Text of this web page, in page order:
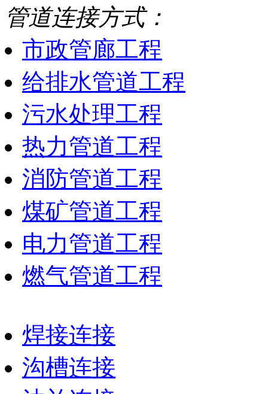
管道连接方式：
市政管廊工程
给排水管道工程
污水处理工程
热力管道工程
消防管道工程
煤矿管道工程
电力管道工程
燃气管道工程
焊接连接
沟槽连接